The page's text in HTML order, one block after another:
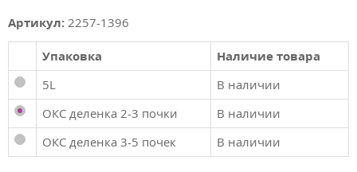
Артикул: 2257-1396
Упаковка
Наличие товара
5L
В наличии
ОКС деленка 2-3 почки
В наличии
ОКС деленка 3-5 почек
В наличии